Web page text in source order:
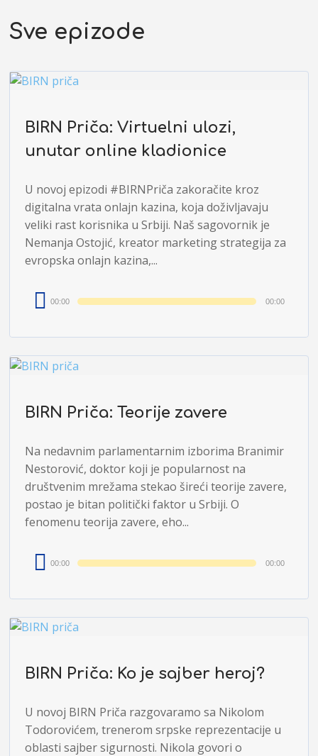
Sve epizode
BIRN Priča: Virtuelni ulozi,
unutar online kladionice
U novoj epizodi #BIRNPriča zakoračite kroz
digitalna vrata onlajn kazina, koja doživljavaju
veliki rast korisnika u Srbiji. Naš sagovornik je
Nemanja Ostojić, kreator marketing strategija za
evropska onlajn kazina,...
Audio
Player
00:00 00:00
BIRN Priča: Teorije zavere
Na nedavnim parlamentarnim izborima Branimir
Nestorović, doktor koji je popularnost na
društvenim mrežama stekao šireći teorije zavere,
postao je bitan politički faktor u Srbiji. O
fenomenu teorija zavere, eho...
Audio
Player
00:00 00:00
BIRN Priča: Ko je sajber heroj?
U novoj BIRN Priča razgovaramo sa Nikolom
Todorovićem, trenerom srpske reprezentacije u
oblasti sajber sigurnosti. Nikola govori o